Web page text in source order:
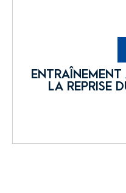
LA REPRISE